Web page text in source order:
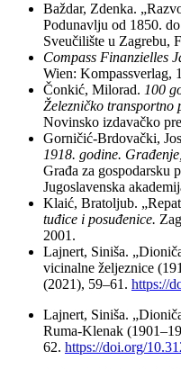
Baždar, Zdenka.
Podunavlju od 1850.
Sveučilište u Zagrebu,
Compass Finanzielles
Wien: Kompassverlag,
Čonkić, Milorad. 100
Železničko transportno
Novinsko izdavačko
Gorničić-Brdovački,
1918. godine.
Građa za gospodarsku
Jugoslavenska
Klaić, Bratoljub.
tuđice i posuđenice.
2001.
Lajnert, Siniša.
vicinalne željeznice
(2021), 59–61. https://
Lajnert, Siniša.
Ruma-Klenak
62. https://doi.org/